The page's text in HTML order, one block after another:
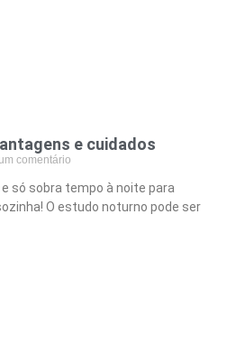
e cuidados
comentário
só sobra tempo à noite para
O estudo noturno pode ser